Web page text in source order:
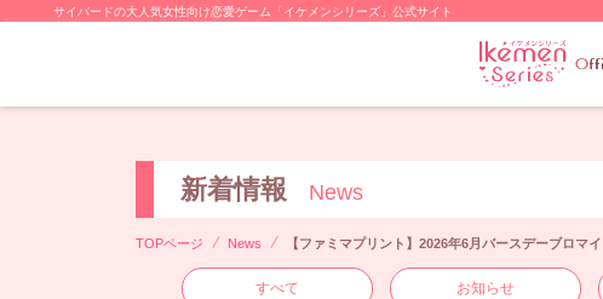
サイバードの大人気女性向け恋愛ゲーム「イケメンシリーズ」公式サイト
新着情報 News
TOPページ News 【ファミマプリント】2026年6月バースデーブロマイ
すべて お知らせ